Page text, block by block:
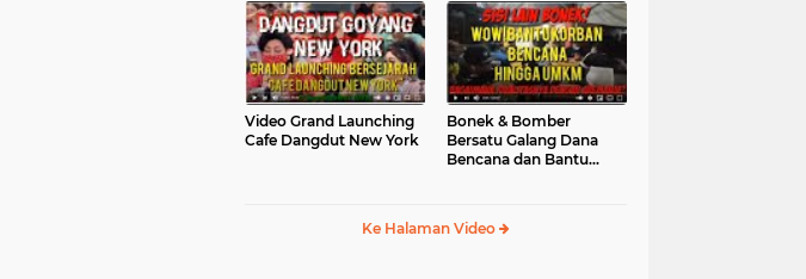
Video Grand Launching
Cafe Dangdut New York
Bonek & Bomber
Bersatu Galang Dana
Bencana dan Bantu
Ke Halaman Video